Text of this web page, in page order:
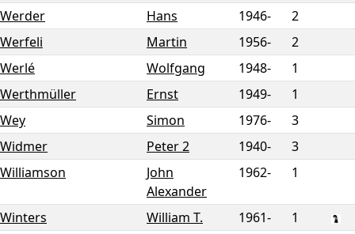
Werder Hans 1946-
2
Werfeli
Martin 1956-
2
Werlé
Wolfgang 1948-
1
Werthmüller
Ernst 1949-
1
Wey
Simon 1976-
3
Widmer
Peter 2 1940-
3
Williamson
John
Alexander
1962- 1
Winters William T. 1961-
1